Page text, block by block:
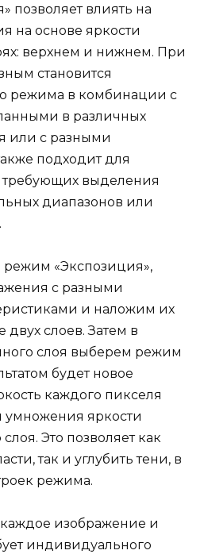
позволяет влиять на
на основе яркости
верхнем и нижнем. При
становится
режима в комбинации с
в различных
или с разными
подходит для
требующих выделения
диапазонов или
режим «Экспозиция»,
с разными
и наложим их
двух слоев. Затем в
слоя выберем режим
будет новое
каждого пикселя
умножения яркости
Это позволяет как
так и углубить тени, в
режима.
изображение и
индивидуального